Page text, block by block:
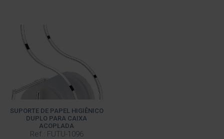
SUPORTE DE PAPEL HIGIÊNICO
DUPLO PARA CAIXA
ACOPLADA
Ref.: FUTU-1096